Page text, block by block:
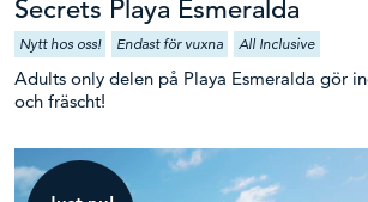
Secrets Playa Esmeralda
Nytt hos oss! Endast för vuxna All Inclusive
Adults only delen på Playa Esmeralda gör
och fräscht!